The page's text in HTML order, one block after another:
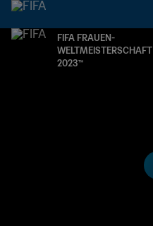
FIFA FRAUEN-
WELTMEISTERSCHAFT
2023™